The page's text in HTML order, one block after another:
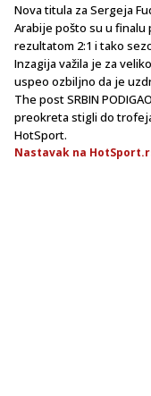
Nova titula za Sergeja
Arabije pošto su u finalu
rezultatom 2:1 i tako
Inzagija važila je za
uspeo ozbiljno da je
The post SRBIN
preokreta stigli do
HotSport.
Nastavak na